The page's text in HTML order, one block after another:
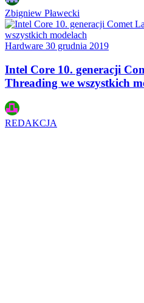
Zbigniew Pławecki
Hardware 30 grudnia 2019
Intel Core 10. generacji
Threading we wszystkich
REDAKCJA